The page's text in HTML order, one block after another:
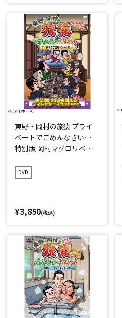
東野・岡村の旅猿 プライ
ベートでごめんなさい…
特別版 岡村マグロリベン
DVD
¥3,850(税込)